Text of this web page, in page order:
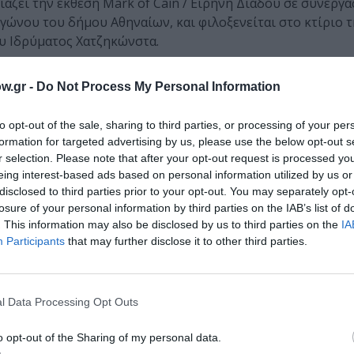
- Do Not Process My Personal Information
opt-out of the sale, sharing to third parties, or processing of your
for targeted advertising by us, please use the below opt-out
selection. Please note that after your opt-out request is processed
interest-based ads based on personal information utilized by us
to third parties prior to your opt-out. You may separately
of your personal information by third parties on the IAB’s list of
This information may also be disclosed by us to third parties on the
Participants that may further disclose it to other third parties.
Data Processing Opt Outs
opt-out of the Sharing of my personal data.
του δήμου Αθηναίων, και φιλοξενείται στο κτίριο
Χατζηκώνστα.
Τοποθεσία:
Αποθήκη Χάρτου, Χρυσοσπηλιωτίσσης 3, Αθήνα